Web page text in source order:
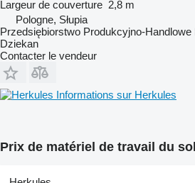
Largeur de couverture 2,8 m
Pologne, Słupia
Przedsiębiorstwo Produkcyjno-
Dziekan
Contacter le vendeur
Informations sur Herkules
Prix de matériel de travail du